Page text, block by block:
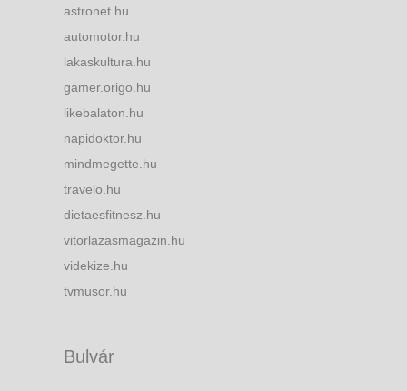
astronet.hu
automotor.hu
lakaskultura.hu
gamer.origo.hu
likebalaton.hu
napidoktor.hu
mindmegette.hu
travelo.hu
dietaesfitnesz.hu
vitorlazasmagazin.hu
videkize.hu
tvmusor.hu
Bulvár